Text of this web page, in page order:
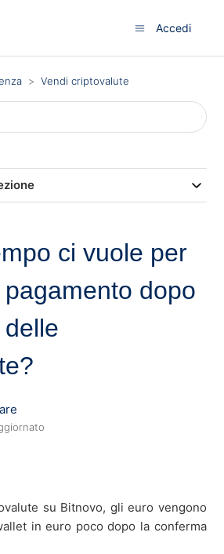
Accedi
Vendi criptovalute
ci vuole per
dopo
su Bitnovo, gli euro vengono
in euro poco dopo la conferma